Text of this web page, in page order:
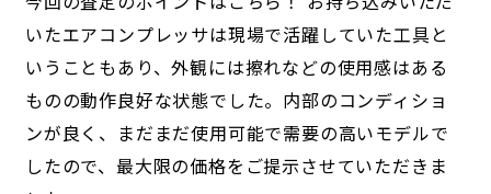
いたエアコンプレッサは現場で活躍していた工具と
いうこともあり、外観には擦れなどの使用感はある
ものの動作良好な状態でした。内部のコンディショ
ンが良く、まだまだ使用可能で需要の高いモデルで
したので、最大限の価格をご提示させていただきま